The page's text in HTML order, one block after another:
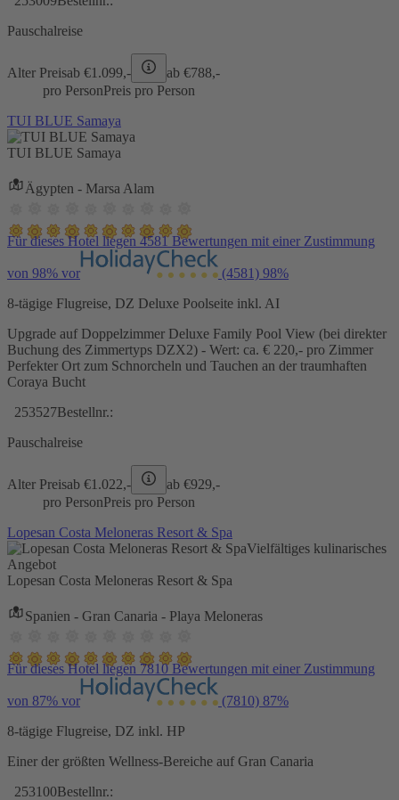
Pauschalreise
Alter Preisab €1.099,- ab €788,-
pro PersonPreis pro Person
TUI BLUE Samaya
TUI BLUE Samaya
Ägypten - Marsa Alam
Für dieses Hotel liegen 4581 Bewertungen mit einer Zustimmung
von 98% vor (4581) 98%
8-tägige Flugreise, DZ Deluxe Poolseite inkl. AI
Upgrade auf Doppelzimmer Deluxe Family Pool View (bei direkter
Buchung des Zimmertyps DZX2) - Wert: ca. € 220,- pro Zimmer
Perfekter Ort zum Schnorcheln und Tauchen an der traumhaften
Coraya Bucht
253527Bestellnr.:
Pauschalreise
Alter Preisab €1.022,- ab €929,-
pro PersonPreis pro Person
Lopesan Costa Meloneras Resort & Spa
Vielfältiges kulinarisches
Angebot
Lopesan Costa Meloneras Resort & Spa
Spanien - Gran Canaria - Playa Meloneras
Für dieses Hotel liegen 7810 Bewertungen mit einer Zustimmung
von 87% vor (7810) 87%
8-tägige Flugreise, DZ inkl. HP
Einer der größten Wellness-Bereiche auf Gran Canaria
253100Bestellnr.: